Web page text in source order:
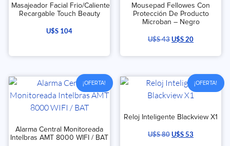
Masajeador Facial Frio/Caliente
Recargable Touch Beauty
U$S 104
Mousepad Fellowes Con
Protección De Producto
Microban – Negro
U$S43U$S20
¡OFERTA!
Alarma Central Monitoreada
Intelbras AMT 8000 WIFI / BAT
¡OFERTA!
Reloj Inteligente Blackview X1
U$S80U$S53